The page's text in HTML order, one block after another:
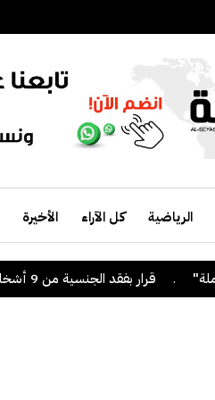
الرياضية كل الآراء الأخيرة
. قرار بفقد الجنسية من 9 أشخاص